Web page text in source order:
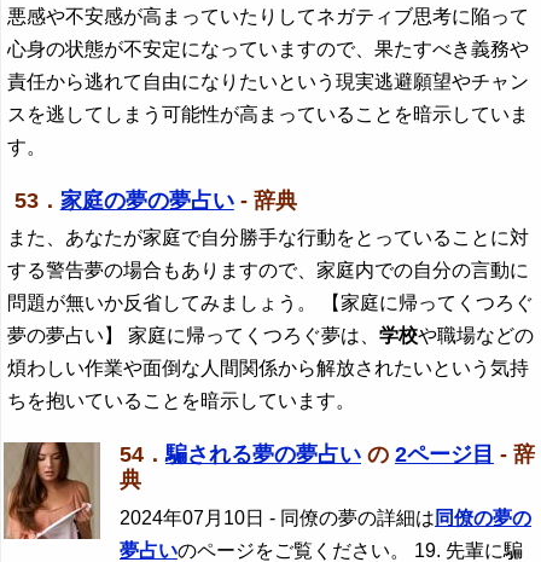
悪感や不安感が高まっていたりしてネガティブ思考に陥って
心身の状態が不安定になっていますので、果たすべき義務や
責任から逃れて自由になりたいという現実逃避願望やチャン
スを逃してしまう可能性が高まっていることを暗示していま
す。
53． 家庭の夢の夢占い- 辞典
また、あなたが家庭で自分勝手な行動をとっていることに対
する警告夢の場合もありますので、家庭内での自分の言動に
問題が無いか反省してみましょう。 【家庭に帰ってくつろぐ
夢の夢占い】 家庭に帰ってくつろぐ夢は、学校や職場などの
煩わしい作業や面倒な人間関係から解放されたいという気持
ちを抱いていることを暗示しています。
54．騙される夢の夢占い の 2ページ目 - 辞
典
2024年07月10日 - 同僚の夢の詳細は 同僚の夢の
夢占いのページをご覧ください。 19. 先輩に騙